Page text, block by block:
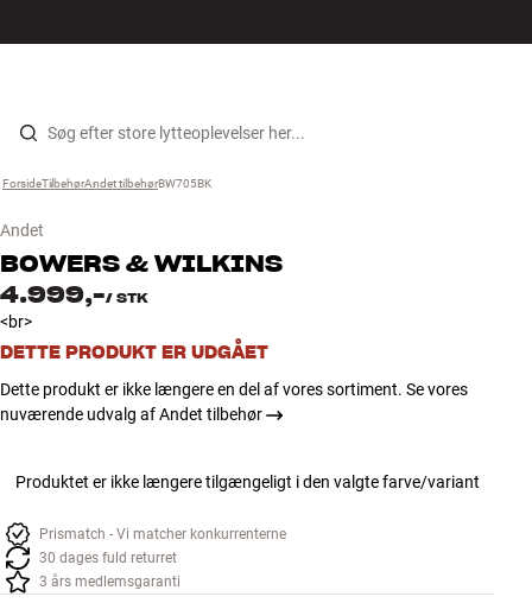
Gå til indhold
Højtaler
Høretelefoner
Kabler
Tilbehør
Forside ›
Tilbehør ›
Andet tilbehør ›
BW705BK
Andet
BOWERS & WILKINS
4.999,-/ STK
<br>
DETTE PRODUKT ER UDGÅET
Dette produkt er ikke længere en del af vores sortiment. Se vores
nuværende udvalg af Andet tilbehør
Produktet er ikke længere tilgængeligt i den valgte farve/variant
Prismatch - Vi matcher konkurrenterne
30 dages fuld returret
3 års medlemsgaranti